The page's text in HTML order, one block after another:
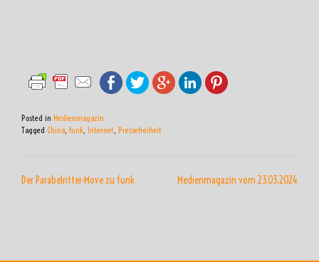
Posted in Medienmagazin
Tagged China, funk, Internet, Pressefreiheit
Der Parabelritter-Move zu funk Medienmagazin vom 23.03.2024